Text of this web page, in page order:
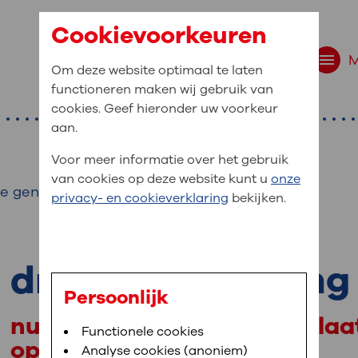
navigatie
bent u naar op
Bloedafname,MijnOLVG,Uw bezoek aan OLVG
medische gegevens
In MijnOLVG kunt u uw medische
het u uitkomt. OLVG breidt MijnOLVG
geneeskunde
drs. J.A.F. de Jong
nucleair geneeskundige,
opleider Radiologie
Cookievoorkeuren
Om deze website optimaal te laten
functioneren maken wij gebruik van
cookies. Geef hieronder uw voorkeur
aan.
Voor meer informatie over het gebruik
van cookies op deze website kunt u onze
privacy- en cookieverklaring bekijken.
Persoonlijk
Functionele cookies
Analyse cookies (anoniem)